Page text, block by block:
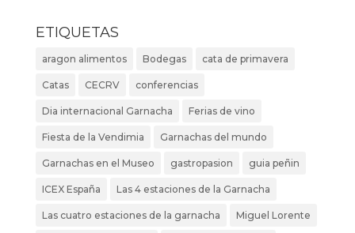
ETIQUETAS
aragon alimentos Bodegas cata de primavera
Catas CECRV conferencias
Dia internacional Garnacha Ferias de vino
Fiesta de la Vendimia Garnachas del mundo
Garnachas en el Museo gastropasion guia peñin
ICEX España Las 4 estaciones de la Garnacha
Las cuatro estaciones de la garnacha Miguel Lorente